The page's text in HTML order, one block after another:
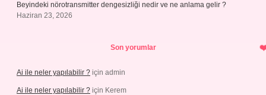
Beyindeki nörotransmitter dengesizliği nedir ve ne anlama gelir ?
Haziran 23, 2026
Son yorumlar
Ai ile neler yapılabilir ? için admin
Ai ile neler yapılabilir ? için Kerem